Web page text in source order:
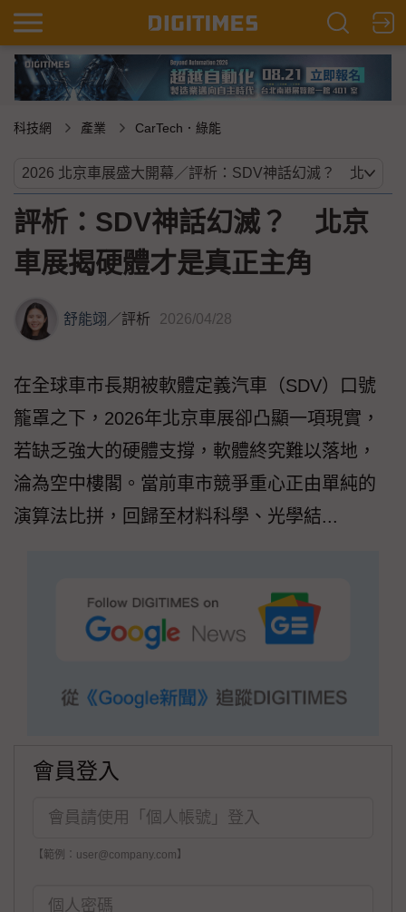
科技網 產業 CarTech．綠能
評析：SDV神話幻滅？ 北京
車展揭硬體才是真正主角
舒能翊 ／評析 2026/04/28
在全球車市長期被軟體定義汽車（SDV）口號
籠罩之下，2026年北京車展卻凸顯一項現實，
若缺乏強大的硬體支撐，軟體終究難以落地，
淪為空中樓閣。當前車市競爭重心正由單純的
演算法比拼，回歸至材料科學、光學結...
會員登入
【範例：user@company.com】